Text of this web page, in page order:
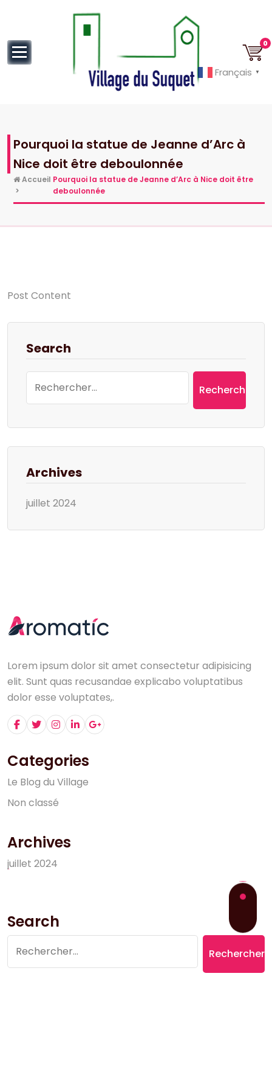
0
Pourquoi la statue de Jeanne d’Arc à
Nice doit être deboulonnée
Accueil
>
Pourquoi la statue de Jeanne d’Arc à Nice doit être
deboulonnée
Post Content
Search
Archives
juillet 2024
Lorem ipsum dolor sit amet consectetur adipisicing
elit. Sunt quas recusandae explicabo voluptatibus
dolor esse voluptates,.
Categories
Le Blog du Village
Non classé
Archives
juillet 2024
Search
Français ▼